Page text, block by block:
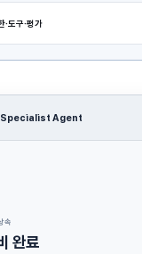
·도구·평가
Specialist Agent
속
완료